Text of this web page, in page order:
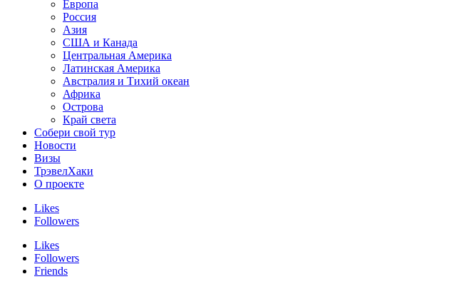
Европа
Россия
Азия
США и Канада
Центральная Америка
Латинская Америка
Австралия и Тихий океан
Африка
Острова
Край света
Собери свой тур
Новости
Визы
ТрэвелХаки
О проекте
Likes
Followers
Likes
Followers
Friends